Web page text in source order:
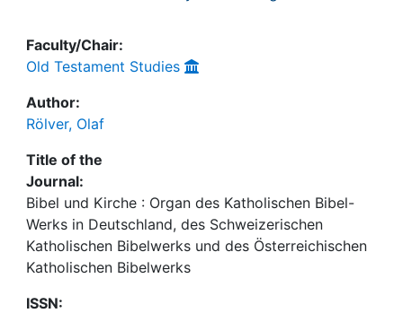
Faculty/Chair:
Old Testament Studies
Author:
Rölver, Olaf
Title of the
Journal:
Bibel und Kirche : Organ des Katholischen Bibel-
Werks in Deutschland, des Schweizerischen
Katholischen Bibelwerks und des Österreichischen
Katholischen Bibelwerks
ISSN: